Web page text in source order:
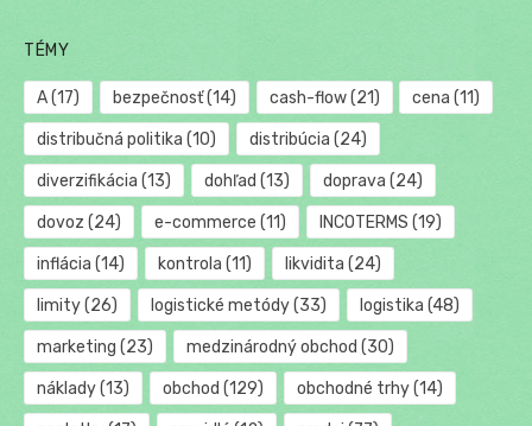
TÉMY
A(17) bezpečnosť(14) cash-flow(21) cena (11)
distribučná politika (10) distribúcia (24)
diverzifikácia (13) dohľad (13) doprava (24)
dovoz (24) e-commerce (11) INCOTERMS (19)
inflácia (14) kontrola (11) likvidita (24)
limity(26) logistické metódy(33) logistika (48)
marketing (23) medzinárodný obchod (30)
náklady(13) obchod (129) obchodné trhy(14)